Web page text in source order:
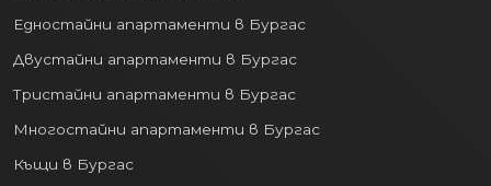
Едностайни апартаменти в Бургас
Двустайни апартаменти в Бургас
Тристайни апартаменти в Бургас
Многостайни апартаменти в Бургас
Къщи в Бургас